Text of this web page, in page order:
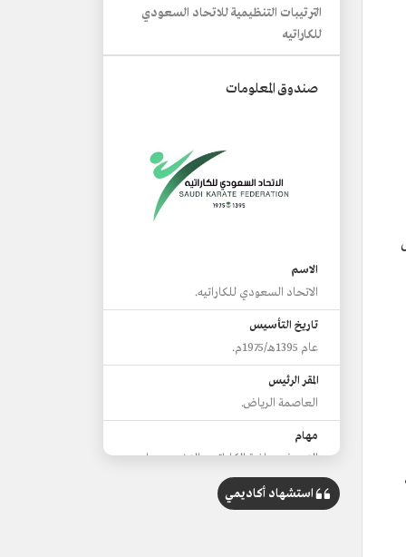
الترتيبات التنظيمية للاتحاد السعودي
للكاراتيه
صندوق المعلومات
الاسم
الاتحاد السعودي للكاراتيه.
تاريخ التأسيس
عام 1395هـ/1975م.
المقر الرئيس
العاصمة الرياض.
مهام
التعريف برياضة الكاراتيه والتشجيع على
ممارستها.
تنظيم المسابقات والبطولات.
استشهاد أكاديمي